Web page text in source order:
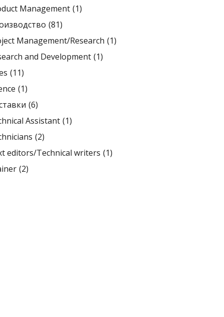
Management (1)
(81)
Management/Research (1)
and Development (1)
(11)
(1)
(6)
Assistant (1)
(2)
editors/Technical writers (1)
(2)